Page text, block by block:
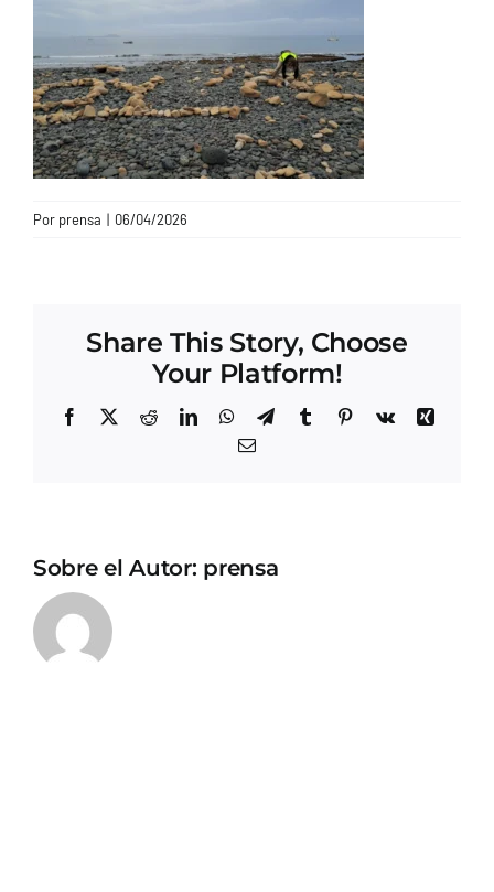
CONTACTO
Por prensa | 06/04/2026
Share This Story, Choose
Your Platform!
Facebook
X RedditLinkedInWhatsApp
TelegramTumblrPinterest
Vk
Xing
Correo
Sobre el Autor: prensa